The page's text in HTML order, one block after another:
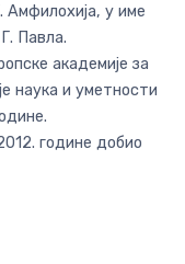
Амфилохија, у име
Павла.
академије за
наука и уметности
године добио